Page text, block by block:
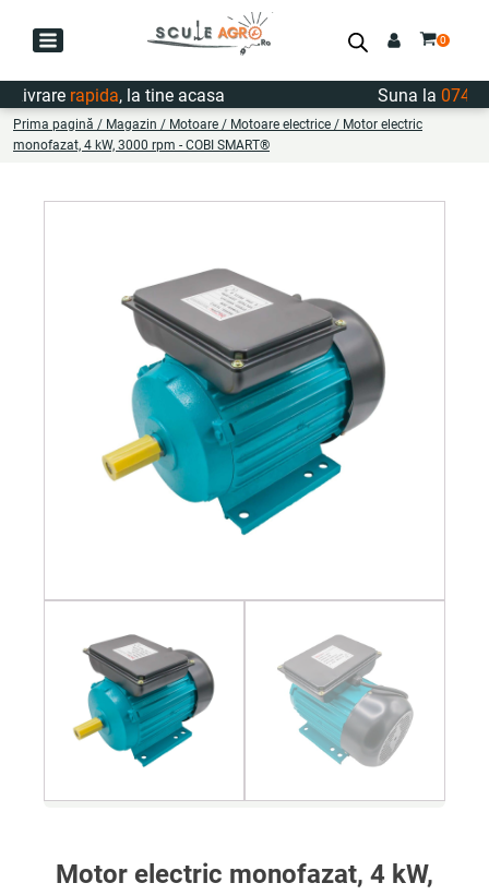
rapida, la tine acasa Suna la
Prima pagină / Magazin / Motoare / Motoare electrice / Motor electric
monofazat, 4 kW, 3000 rpm - COBI SMART®
Motor electric monofazat, 4 kW,